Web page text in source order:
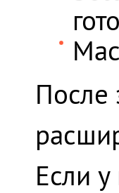
После
Если